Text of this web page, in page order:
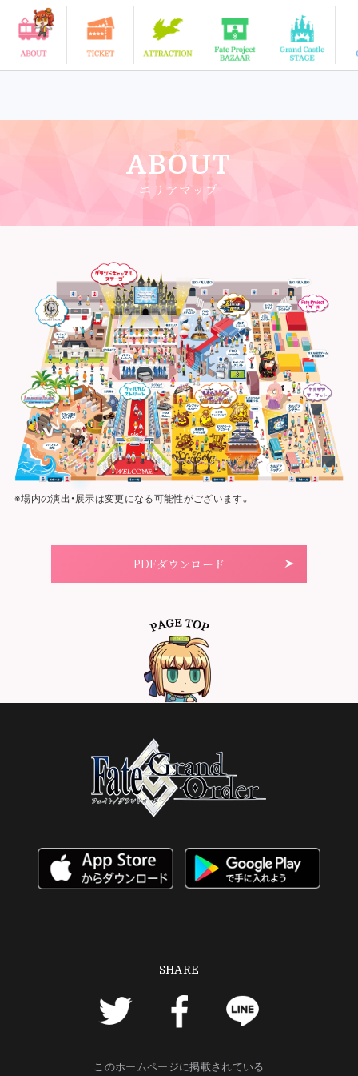
ABOUT
エリアマップ
※場内の演出・展示は変更になる可能性がございます。
PDFダウンロード
SHARE
このホームページに掲載されている